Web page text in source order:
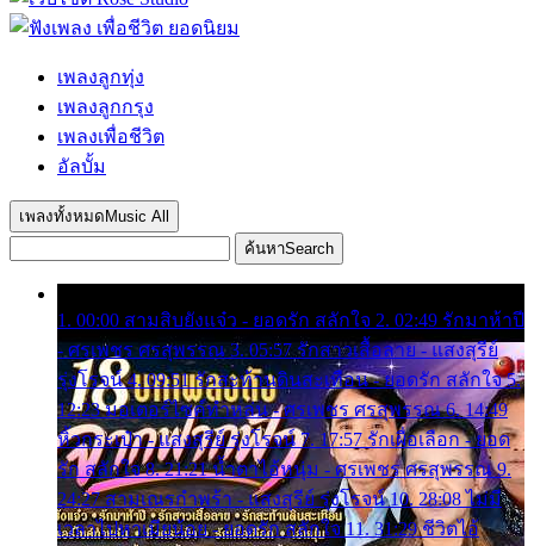
เพลงลูกทุ่ง
เพลงลูกกรุง
เพลงเพื่อชีวิต
อัลบั้ม
เพลงทั้งหมด Music All
ค้นหาSearch
1. 00:00 สามสิบยังแจ๋ว - ยอดรัก สลักใจ 2. 02:49 รักมาห้าปี
- ศรเพชร ศรสุพรรณ 3. 05:57 รักสาวเสื้อลาย - แสงสุรีย์
รุ่งโรจน์ 4. 09:51 รักสะท้านดินสะเทือน - ยอดรัก สลักใจ 5.
12:23 มอเตอร์ไซค์ทำหล่น - ศรเพชร ศรสุพรรณ 6. 14:49
หิ้วกระเป๋า - แสงสุรีย์ รุ่งโรจน์ 7. 17:57 รักเผื่อเลือก - ยอด
รัก สลักใจ 8. 21:21 น้ำตาไอ้หนุ่ม - ศรเพชร ศรสุพรรณ 9.
24:27 สามเณรกำพร้า - แสงสุรีย์ รุ่งโรจน์ 10. 28:08 ไม่มี
เวลาไปหาเมียน้อย - ยอดรัก สลักใจ 11. 31:29 ชีวิตไอ้